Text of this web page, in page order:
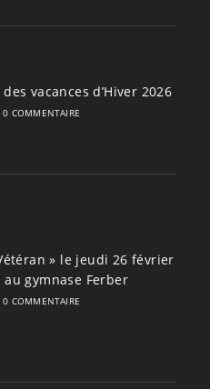
vacances d’Hiver 2026
0 COMMENTAIRE
» le jeudi 26 février
au gymnase Ferber
0 COMMENTAIRE